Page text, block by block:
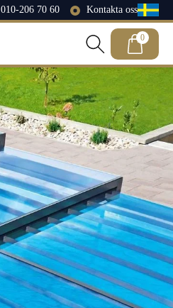
010-206 70 60 Kontakta oss
0